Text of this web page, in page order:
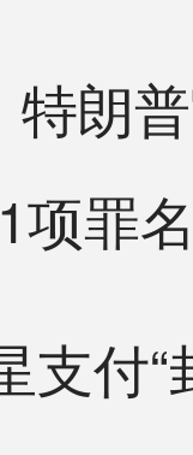
普
项罪
付“